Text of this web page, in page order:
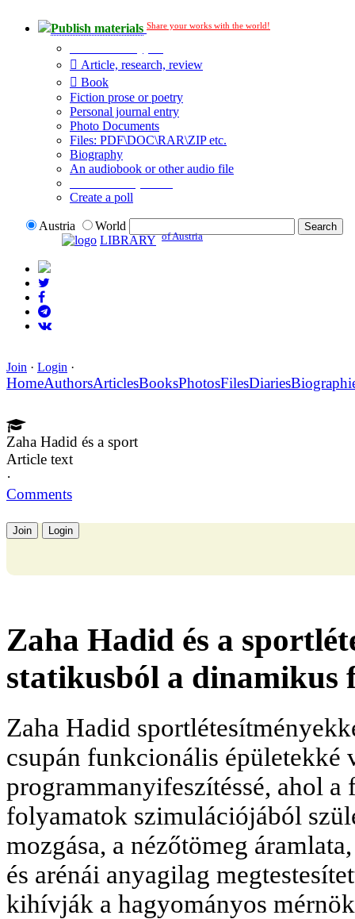
Publish materials Share your works with the world!
Article, research, review
Book
Fiction prose or poetry
Personal journal entry
Photo Documents
Files: PDF\DOC\RAR\ZIP etc.
Biography
An audiobook or other audio file
Create a poll
Austria
World
LIBRARY of Austria
Join · Login ·
HomeAuthorsArticlesBooksPhotosFilesDiaries
Zaha Hadid és a sport
Article text
·
Comments
Join Login
Zaha Hadid és a
statikusból a dinamikus
Zaha Hadid
csupán funkcionális
programmanyifeszítéssé, ahol a
folyamatok szimulációjából
mozgása, a nézőtömeg
és arénái anyagilag
kihívják a hagyományos